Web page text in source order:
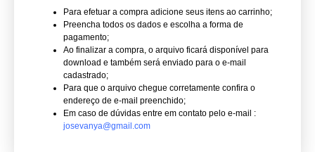
Para efetuar a compra adicione seus itens ao carrinho;
Preencha todos os dados e escolha a forma de
pagamento;
Ao finalizar a compra, o arquivo ficará disponível para
download e também será enviado para o e-mail
cadastrado;
Para que o arquivo chegue corretamente confira o
endereço de e-mail preenchido;
Em caso de dúvidas entre em contato pelo e-mail :
josevanya@gmail.com